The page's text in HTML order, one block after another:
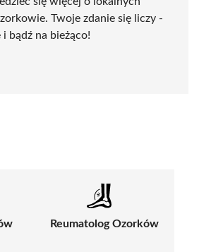
Twoje zdanie się liczy -
bądź na bieżąco!
Reumatolog Ozorków